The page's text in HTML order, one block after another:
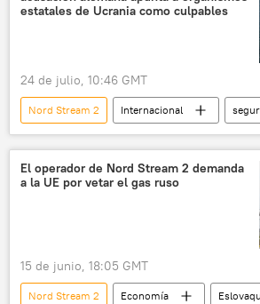
Alemania
Nord Stream
📰 Sabotajes contra los gasoductos Nord Stream
estatales de Ucrania como culpables
24 de julio, 10:46 GMT
Nord Stream 2 Internacional
política
Ucrania
Alemania
📰 Sabotajes contra los gasoductos Nord Stream
Nord Stream
gasoducto
El operador de Nord Stream 2 demanda
a la UE por vetar el gas ruso
15 de junio, 18:05 GMT
Nord Stream 2 Economía